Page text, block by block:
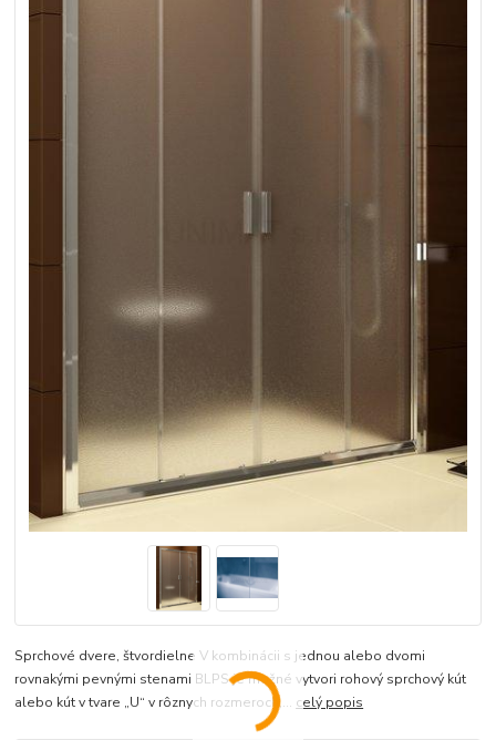
Sprchové dvere, štvordielne V kombinácii s jednou alebo dvomi
rovnakými pevnými stenami BLPS je možné vytvori rohový sprchový kút
alebo kút v tvare „U“ v rôznych rozmeroch,... celý popis